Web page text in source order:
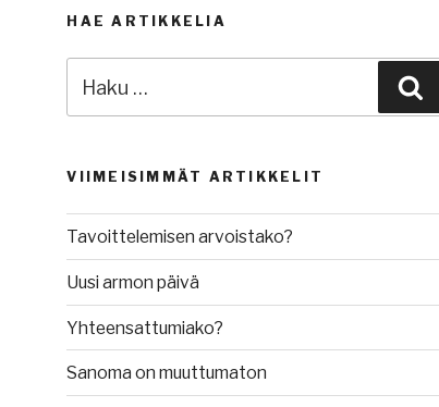
HAE ARTIKKELIA
VIIMEISIMMÄT ARTIKKELIT
Tavoittelemisen arvoistako?
Uusi armon päivä
Yhteensattumiako?
Sanoma on muuttumaton